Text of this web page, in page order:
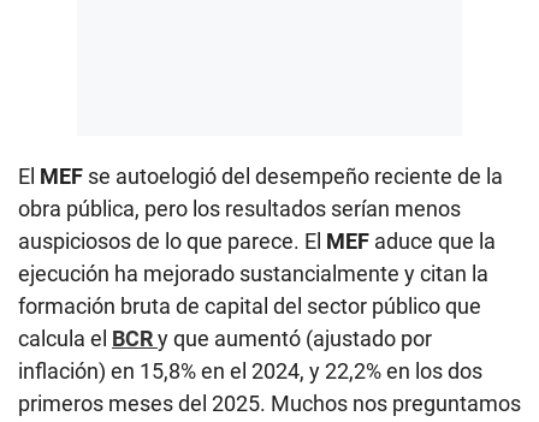
El MEF se autoelogió del desempeño reciente de la
obra pública, pero los resultados serían menos
auspiciosos de lo que parece. El MEF aduce que la
ejecución ha mejorado sustancialmente y citan la
formación bruta de capital del sector público que
calcula el BCRy que aumentó (ajustado por
inflación) en 15,8% en el 2024, y 22,2% en los dos
primeros meses del 2025. Muchos nos preguntamos